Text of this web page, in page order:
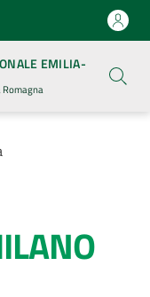
EMILIA-
Romagna